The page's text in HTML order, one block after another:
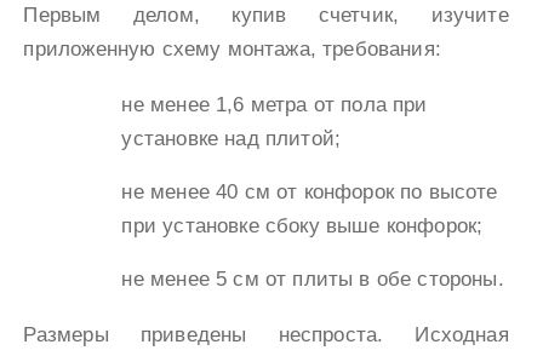
Первым делом, купив счетчик, изучите
приложенную схему монтажа, требования:
не менее 1,6 метра от пола при
установке над плитой;
не менее 40 см от конфорок по высоте
при установке сбоку выше конфорок;
не менее 5 см от плиты в обе стороны.
Размеры приведены неспроста. Исходная